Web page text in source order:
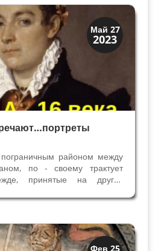
Май 27
2023
районом между
по - своему трактует
принятые на других
влияние. Этот подход
Фев 25